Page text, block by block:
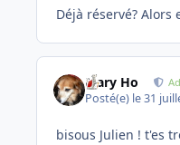
Déjà réservé?
Mary Ho
Posté(e) le 31
bisous Julien ! t'es